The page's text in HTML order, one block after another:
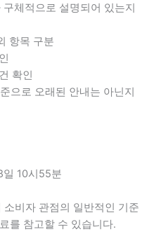
체적으로 설명되어 있는지
항목 구분
확인
으로 오래된 안내는 아닌지
10시55분
비자 관점의 일반적인 기준
를 참고할 수 있습니다.